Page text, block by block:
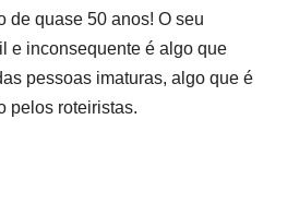
de quase 50 anos! O seu
e inconsequente é algo que
pessoas imaturas, algo que é
pelos roteiristas.